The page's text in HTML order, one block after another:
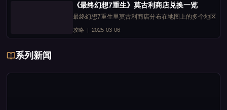
《最终幻想7重生》莫古利商店兑换一览
最终幻想7重生里莫古利商店分布在地图上的多个地区
攻略 2025-03-06
系列新闻